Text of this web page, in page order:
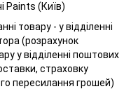
Paints (Київ)
товару - у відділенні
(розрахунок
у відділенні поштових
страховку
пересилання грошей)